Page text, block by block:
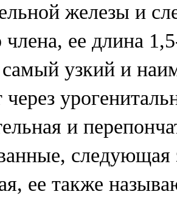
железы и
члена, ее длина
узкий и
через
и
следующая
ее также